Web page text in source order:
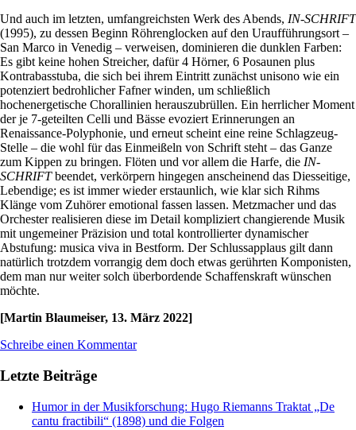
Und auch im letzten, umfangreichsten Werk des Abends, IN-SCHRIFT
(1995), zu dessen Beginn Röhrenglocken auf den Uraufführungsort –
San Marco in Venedig – verweisen, dominieren die dunklen Farben:
Es gibt keine hohen Streicher, dafür 4 Hörner, 6 Posaunen plus
Kontrabasstuba, die sich bei ihrem Eintritt zunächst unisono wie ein
potenziert bedrohlicher Fafner winden, um schließlich
hochenergetische Chorallinien herauszubrüllen. Ein herrlicher Moment
der je 7-geteilten Celli und Bässe evoziert Erinnerungen an
Renaissance-Polyphonie, und erneut scheint eine reine Schlagzeug-
Stelle – die wohl für das Einmeißeln von Schrift steht – das Ganze
zum Kippen zu bringen. Flöten und vor allem die Harfe, die IN-
SCHRIFTbeendet, verkörpern hingegen anscheinend das Diesseitige,
Lebendige; es ist immer wieder erstaunlich, wie klar sich Rihms
Klänge vom Zuhörer emotional fassen lassen. Metzmacher und das
Orchester realisieren diese im Detail kompliziert changierende Musik
mit ungemeiner Präzision und total kontrollierter dynamischer
Abstufung: musica viva in Bestform. Der Schlussapplaus gilt dann
natürlich trotzdem vorrangig dem doch etwas gerührten Komponisten,
dem man nur weiter solch überbordende Schaffenskraft wünschen
möchte.
[Martin Blaumeiser, 13. März 2022]
Schreibe einen Kommentar
Letzte Beiträge
Humor in der Musikforschung: Hugo Riemanns Traktat „De
cantu fractibili“ (1898) und die Folgen